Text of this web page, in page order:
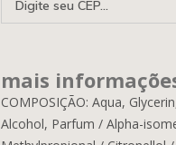
mais
COMPOSIÇÃO: Aqua,
Alcohol, Parfum / Alpha-